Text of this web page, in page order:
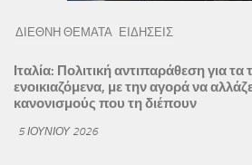
ΔΙΕΘΝΗ ΘΕΜΑΤΑ ΕΙΔΗΣΕΙΣ
Ιταλία: Πολιτική αντιπαράθεση για τα
ενοικιαζόμενα, με την αγορά να
κανονισμούς που τη διέπουν
5 ΙΟΥΝΊΟΥ 2026